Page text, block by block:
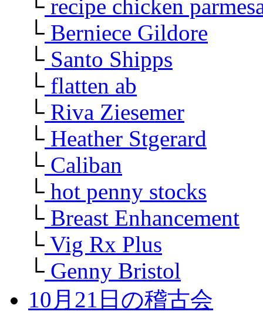
└ recipe chicken
└ Berniece Gildore
└ Santo Shipps
└ flatten ab
└ Riva Ziesemer
└ Heather Stgerard
└ Caliban
└ hot penny stocks
└ Breast Enhancement
└ Vig Rx Plus
└ Genny Bristol
10月21日の稽古会